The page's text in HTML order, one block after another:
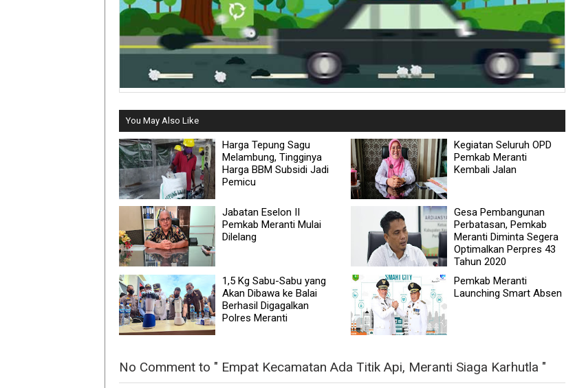
You May Also Like
Harga Tepung Sagu
Melambung, Tingginya
Harga BBM Subsidi Jadi
Pemicu
Kegiatan Seluruh OPD
Pemkab Meranti
Kembali Jalan
Jabatan Eselon II
Pemkab Meranti Mulai
Dilelang
Gesa Pembangunan
Perbatasan, Pemkab
Meranti Diminta Segera
Optimalkan Perpres 43
Tahun 2020
1,5 Kg Sabu-Sabu yang
Akan Dibawa ke Balai
Berhasil Digagalkan
Polres Meranti
Pemkab Meranti
Launching Smart Absen
No Comment to " Empat Kecamatan Ada Titik Api, Meranti Siaga Karhutla "